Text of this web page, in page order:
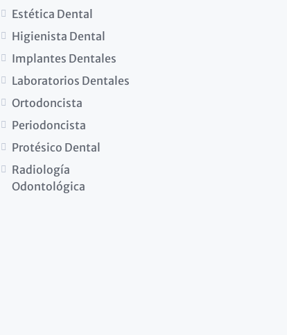
Estética Dental
Higienista Dental
Implantes Dentales
Laboratorios Dentales
Ortodoncista
Periodoncista
Protésico Dental
Radiología
Odontológica